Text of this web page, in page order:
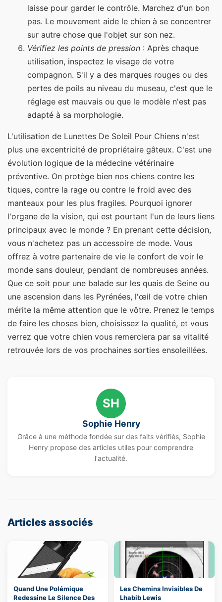
laisse pour garder le contrôle. Marchez d'un bon
pas. Le mouvement aide le chien à se concentrer
sur autre chose que l'objet sur son nez.
Vérifiez les points de pression : Après chaque
utilisation, inspectez le visage de votre
compagnon. S'il y a des marques rouges ou des
pertes de poils au niveau du museau, c'est que le
réglage est mauvais ou que le modèle n'est pas
adapté à sa morphologie.
L'utilisation de Lunettes De Soleil Pour Chiens n'est
plus une excentricité de propriétaire gâteux. C'est une
évolution logique de la médecine vétérinaire
préventive. On protège bien nos chiens contre les
tiques, contre la rage ou contre le froid avec des
manteaux pour les plus fragiles. Pourquoi ignorer
l'organe de la vision, qui est pourtant l'un de leurs liens
principaux avec le monde ? En prenant cette décision,
vous n'achetez pas un accessoire de mode. Vous
offrez à votre partenaire de vie le confort de voir le
monde sans douleur, pendant de nombreuses années.
Que ce soit pour une balade sur les quais de Seine ou
une ascension dans les Pyrénées, l'œil de votre chien
mérite la même attention que le vôtre. Prenez le temps
de faire les choses bien, choisissez la qualité, et vous
verrez que votre chien vous remerciera par sa vitalité
retrouvée lors de vos prochaines sorties ensoleillées.
SH
Sophie Henry
Grâce à une méthode fondée sur des faits vérifiés, Sophie
Henry propose des articles utiles pour comprendre
l'actualité.
Articles associés
Quand Une Polémique
Redessine Le Silence Des
Les Chemins Invisibles De
Lhabib Lewis